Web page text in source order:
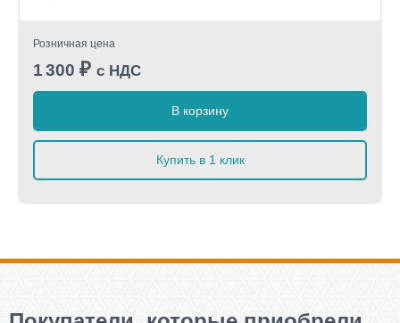
весах и проверки точности показаний электронных
торговых весов.
Комплект:гиря 200 г (М2), копия талона о поверке
МИДЛ
Розничная цена
1 300 ₽ с НДС
В корзину
Купить в 1 клик